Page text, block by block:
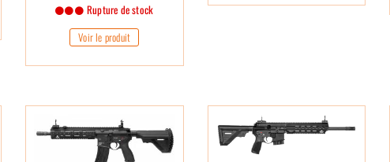
Rupture de stock
Voir le produit